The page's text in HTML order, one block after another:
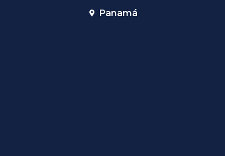
Panamá